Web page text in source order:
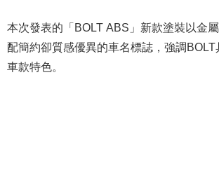
本次發表的「BOLT ABS」新款塗裝以金
配簡約卻質感優異的車名標誌，強調BOLT
車款特色。